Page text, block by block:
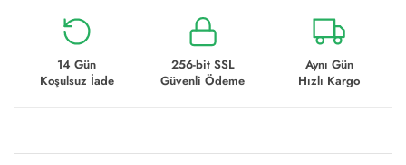
14 Gün
Koşulsuz İade
256-bit SSL
Güvenli Ödeme
Aynı Gün
Hızlı Kargo